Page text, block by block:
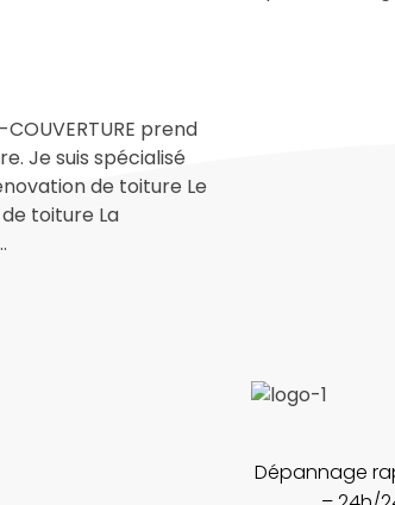
COUVERTURE prend
Je suis spécialisé
de toiture Le
toiture La
Dépannage